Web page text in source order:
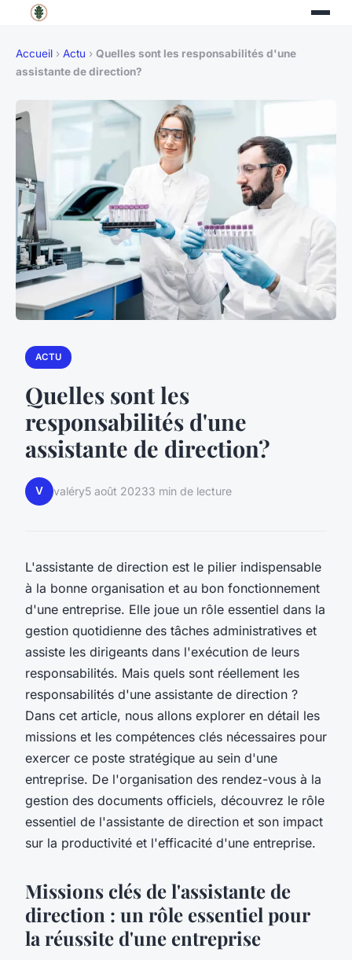
Accueil › Actu › Quelles sont les responsabilités d'une
assistante de direction?
ACTU
Quelles sont les
responsabilités d'une
assistante de direction?
V valéry5 août 20233 min de lecture
L'assistante de direction est le pilier indispensable
à la bonne organisation et au bon fonctionnement
d'une entreprise. Elle joue un rôle essentiel dans la
gestion quotidienne des tâches administratives et
assiste les dirigeants dans l'exécution de leurs
responsabilités. Mais quels sont réellement les
responsabilités d'une assistante de direction ?
Dans cet article, nous allons explorer en détail les
missions et les compétences clés nécessaires pour
exercer ce poste stratégique au sein d'une
entreprise. De l'organisation des rendez-vous à la
gestion des documents officiels, découvrez le rôle
essentiel de l'assistante de direction et son impact
sur la productivité et l'efficacité d'une entreprise.
Missions clés de l'assistante de
direction : un rôle essentiel pour
la réussite d'une entreprise